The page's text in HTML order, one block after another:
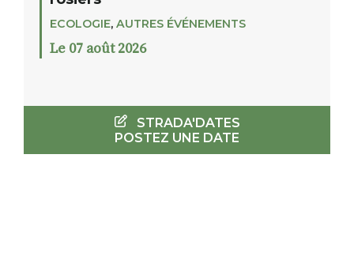
ECOLOGIE, AUTRES ÉVÉNEMENTS
Le 07 août 2026
STRADA'DATES
POSTEZ UNE DATE